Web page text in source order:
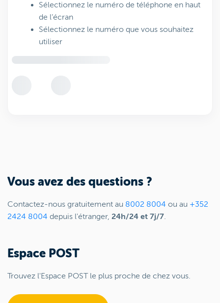
Sélectionnez le numéro de téléphone en haut
de l’écran
Sélectionnez le numéro que vous souhaitez
utiliser
Vous avez des questions ?
Contactez-nous gratuitement au 8002 8004 ou au +352
2424 8004 depuis l'étranger, 24h/24 et 7j/7.
Espace POST
Trouvez l'Espace POST le plus proche de chez vous.